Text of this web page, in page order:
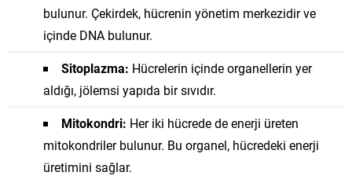
bulunur. Çekirdek, hücrenin yönetim merkezidir ve
içinde DNA bulunur.
Sitoplazma: Hücrelerin içinde organellerin yer
aldığı, jölemsi yapıda bir sıvıdır.
Mitokondri: Her iki hücrede de enerji üreten
mitokondriler bulunur. Bu organel, hücredeki enerji
üretimini sağlar.